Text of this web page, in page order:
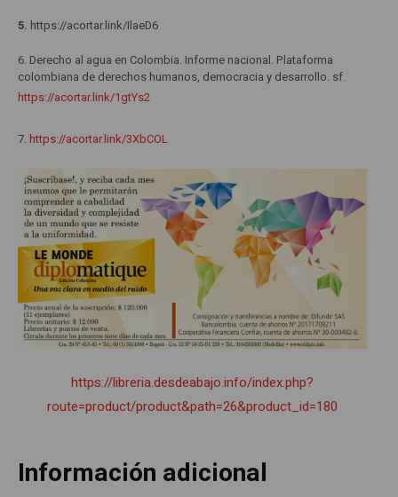
5. https://acortar.link/IlaeD6
6. Derecho al agua en Colombia. Informe nacional. Plataforma
colombiana de derechos humanos, democracia y desarrollo. sf.
https://acortar.link/1gtYs2
7. https://acortar.link/3XbCOL
https://libreria.desdeabajo.info/index.php?
route=product/product&path=26&product_id=180
Información adicional